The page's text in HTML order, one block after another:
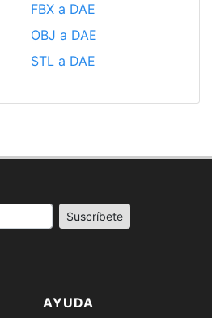
FBX a DAE
OBJ a DAE
STL a DAE
AYUDA
Suscríbete